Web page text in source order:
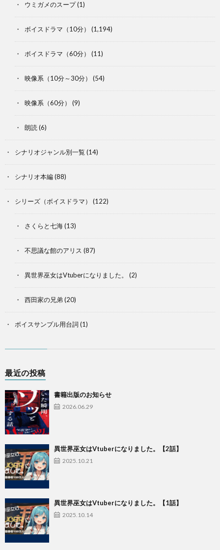
ウミガメのスープ(1)
ボイスドラマ（10分） (1,194)
ボイスドラマ（60分） (11)
映像系（10分～30分） (54)
映像系（60分） (9)
朗読 (6)
シナリオジャンル別一覧 (14)
シナリオ本編(88)
シリーズ（ボイスドラマ） (122)
さくらと七海(13)
不思議な館のアリス (87)
異世界巫女はVtuberになりました。 (2)
西田家の兄弟(20)
ボイスサンプル用台詞 (1)
最近の投稿
書籍出版のお知らせ
2026.06.29
異世界巫女はVtuberになりました。【2話】
2025.10.21
異世界巫女はVtuberになりました。【1話】
2025.10.14